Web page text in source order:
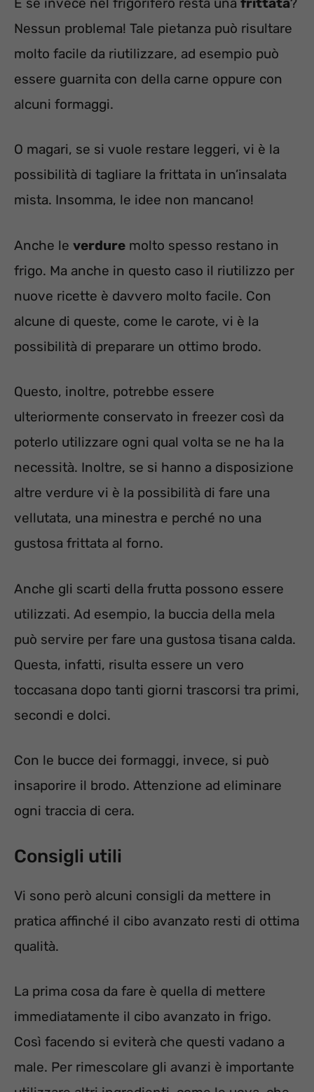
Nessun problema! Tale pietanza può risultare
molto facile da riutilizzare, ad esempio può
essere guarnita con della carne oppure con
alcuni formaggi.
O magari, se si vuole restare leggeri, vi è la
possibilità di tagliare la frittata in un’insalata
mista. Insomma, le idee non mancano!
Anche le verdure molto spesso restano in
frigo. Ma anche in questo caso il riutilizzo per
nuove ricette è davvero molto facile. Con
alcune di queste, come le carote, vi è la
possibilità di preparare un ottimo brodo.
Questo, inoltre, potrebbe essere
ulteriormente conservato in freezer così da
poterlo utilizzare ogni qual volta se ne ha la
necessità. Inoltre, se si hanno a disposizione
altre verdure vi è la possibilità di fare una
vellutata, una minestra e perché no una
gustosa frittata al forno.
Anche gli scarti della frutta possono essere
utilizzati. Ad esempio, la buccia della mela
può servire per fare una gustosa tisana calda.
Questa, infatti, risulta essere un vero
toccasana dopo tanti giorni trascorsi tra primi,
secondi e dolci.
Con le bucce dei formaggi, invece, si può
insaporire il brodo. Attenzione ad eliminare
ogni traccia di cera.
Consigli utili
Vi sono però alcuni consigli da mettere in
pratica affinché il cibo avanzato resti di ottima
qualità.
La prima cosa da fare è quella di mettere
immediatamente il cibo avanzato in frigo.
Così facendo si eviterà che questi vadano a
male. Per rimescolare gli avanzi è importante